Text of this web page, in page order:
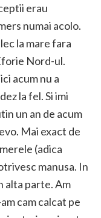
erau
numai acolo.
la mare fara
Nord-ul.
acum nu a
la fel. Si imi
un an de acum
Mai exact de
(adica
manusa. In
alta parte. Am
cam calcat pe